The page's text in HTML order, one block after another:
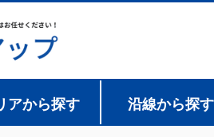
アから探す 沿線から探す